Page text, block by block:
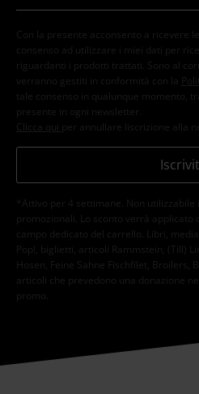
Con la presente acconsento a ricevere
consenso ad utilizzare i miei dati per
riguardanti i prodotti trattati. Sono al
verranno gestiti in conformità con la
tale consenso in qualunque momento,
presente in ogni newsletter.
Clicca qui per annullare liscrizione alla
*Attivo per 4 settimane. Non
promozionali. Lo sconto verrà applicato
campo dedicato del carrello. Libri, media
Pop!, biglietti, articoli Rammstein, (Till)
Hosen, Feine Sahne Fischfilet, Broilers,
articoli che prevedono una donazione
promo.